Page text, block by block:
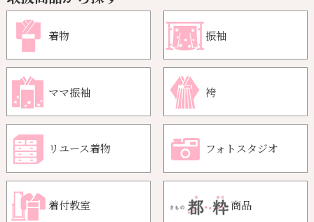
着物 振袖
ママ振袖 袴
リユース着物 フォトスタジオ
着付教室 商品